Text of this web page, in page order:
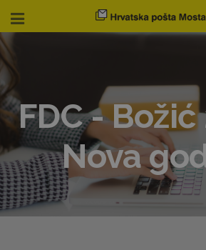
FDC - Božić
Nova